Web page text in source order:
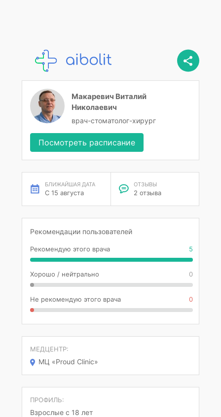
Макаревич Виталий
Николаевич
врач-стоматолог-хирург
Посмотреть расписание
БЛИЖАЙШАЯ ДАТА
С 15 августа
ОТЗЫВЫ
2 отзыва
Рекомендации пользователей
Рекомендую этого врача 5
Хорошо / нейтрально 0
Не рекомендую этого врача 0
МЕДЦЕНТР:
МЦ «Proud Clinic»
ПРОФИЛЬ:
Взрослые с 18 лет